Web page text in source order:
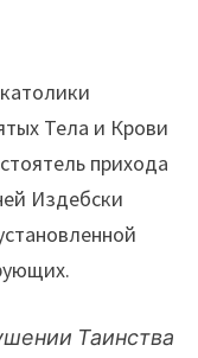
Тела и Крови
прихода
Издебски
Таинства